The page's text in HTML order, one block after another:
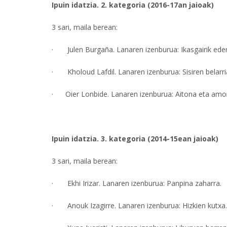
Ipuin idatzia. 2. kategoria (2016-17an jaioak)
3 sari, maila berean:
· Julen Burgaña. Lanaren izenburua: Ikasgairik
· Kholoud Lafdil. Lanaren izenburua: Sisiren
· Oier Lonbide. Lanaren izenburua: Aitona eta
Ipuin idatzia. 3. kategoria (2014-15ean jaioak)
3 sari, maila berean:
· Ekhi Irizar. Lanaren izenburua: Panpina zaharra.
· Anouk Izagirre. Lanaren izenburua: Hizkien kutxa.